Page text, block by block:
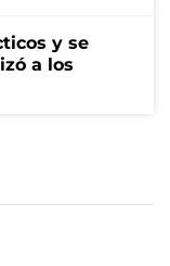
y se
a los